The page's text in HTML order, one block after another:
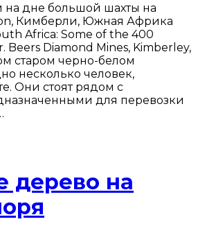
на дне большой шахты на
Кимберли, Южная Африка
Africa: Some of the 400
Beers Diamond Mines, Kimberley,
старом черно-белом
несколько человек,
Они стоят рядом с
для перевозки
дерево на